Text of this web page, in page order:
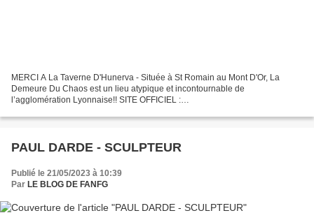
MERCI A La Taverne D'Hunerva - Située à St Romain au Mont D'Or, La
Demeure Du Chaos est un lieu atypique et incontournable de
l’agglomération Lyonnaise!! SITE OFFICIEL :
DDC) est un ancien...
PAUL DARDE - SCULPTEUR
Publié le 21/05/2023 à 10:39
Par LE BLOG DE FANFG